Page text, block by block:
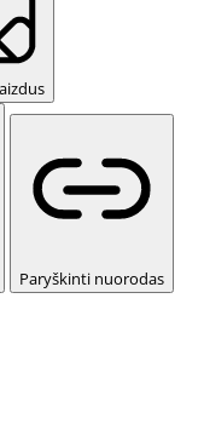
Paryškinti nuorodas